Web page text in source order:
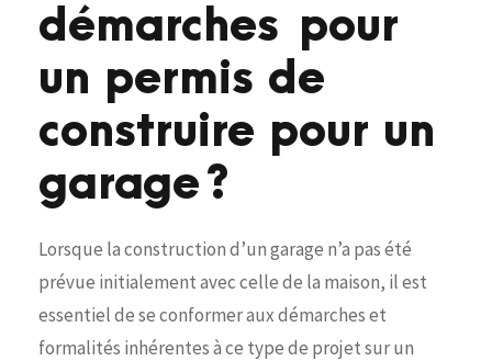
démarches pour
un permis de
construire pour un
garage ?
Lorsque la construction d’un garage n’a pas été
prévue initialement avec celle de la maison, il est
essentiel de se conformer aux démarches et
formalités inhérentes à ce type de projet sur un